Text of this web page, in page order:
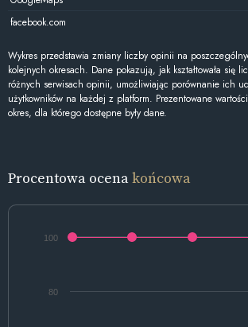
facebook.com
Wykres przedstawia zmiany liczby opinii na
kolejnych okresach. Dane pokazują, jak kształtowała się
różnych serwisach opinii, umożliwiając porównanie ich
użytkowników na każdej z platform. Prezentowane
okres, dla którego dostępne były dane.
Procentowa ocenakońcowa
80
100